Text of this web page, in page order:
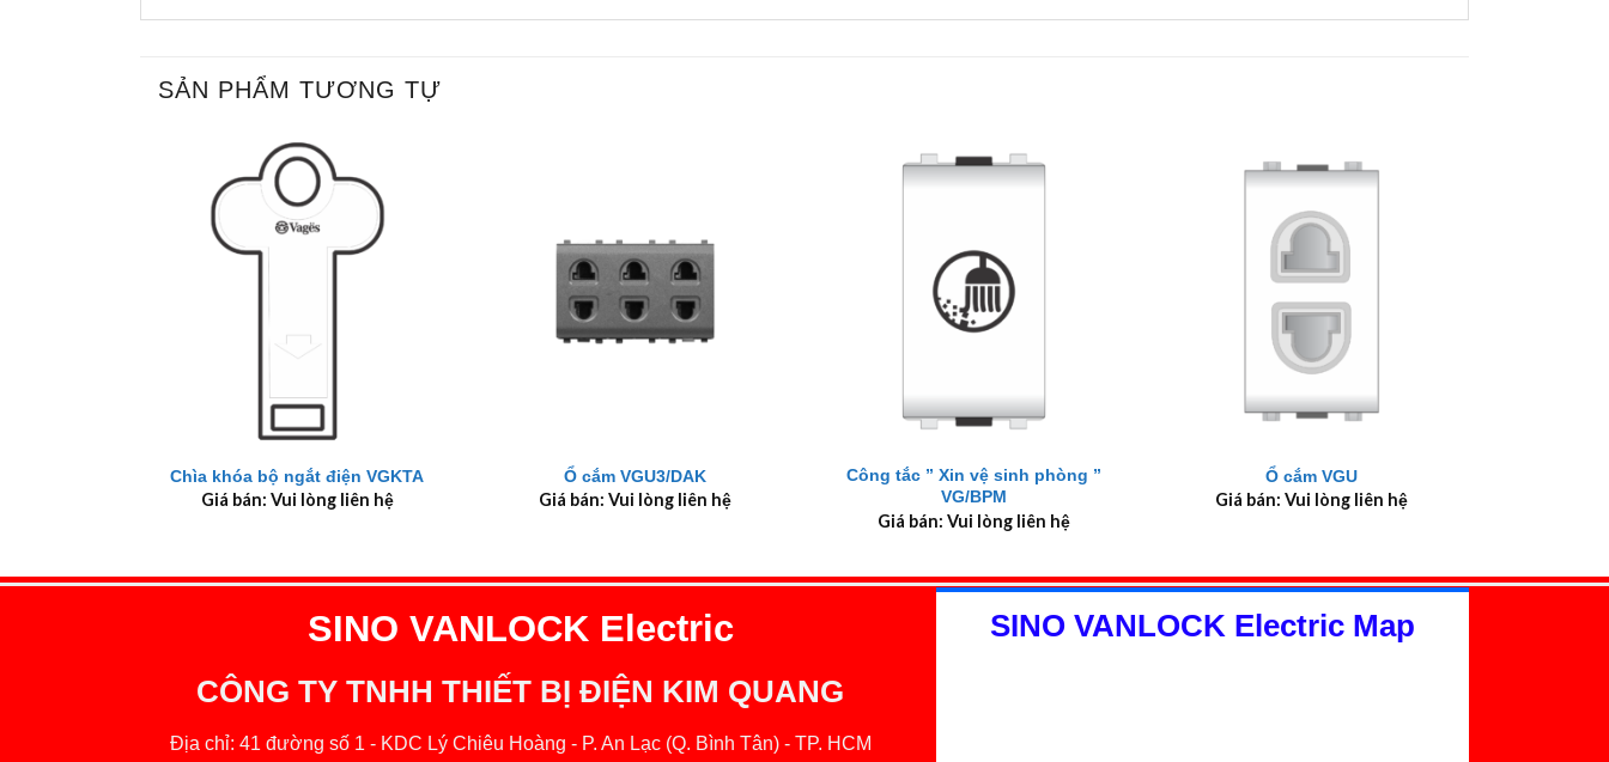
SẢN PHẨM TƯƠNG TỰ
Chìa khóa bộ ngắt điện VGKTA
Giá bán: Vui lòng liên hệ
Ổ cắm VGU3/DAK
Giá bán: Vui lòng liên hệ
Công tắc ” Xin vệ sinh phòng ”
VG/BPM
Giá bán: Vui lòng liên hệ
Ổ cắm VGU
Giá bán: Vui lòng liên hệ
SINO VANLOCK Electric
CÔNG TY TNHH THIẾT BỊ ĐIỆN KIM QUANG
Địa chỉ: 41 đường số 1 - KDC Lý Chiêu Hoàng - P. An Lạc (Q. Bình Tân) - TP. HCM
SINO VANLOCK Electric Map